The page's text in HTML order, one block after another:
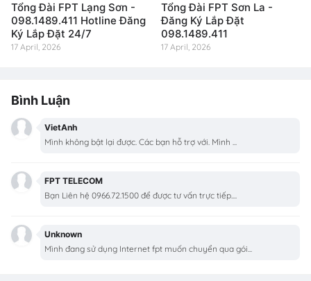
Tổng Đài FPT Lạng Sơn -
098.1489.411 Hotline Đăng
Ký Lắp Đặt 24/7
17 April, 2026
Tổng Đài FPT Sơn La -
Đăng Ký Lắp Đặt
098.1489.411
17 April, 2026
Bình Luận
VietAnh
Mình không bật lại được. Các bạn hỗ trợ với. Mình ...
FPT TELECOM
Bạn Liên hệ 0966.72.1500 để được tư vấn trực tiếp....
Unknown
Mình đang sử dụng Internet fpt muốn chuyển qua gói...